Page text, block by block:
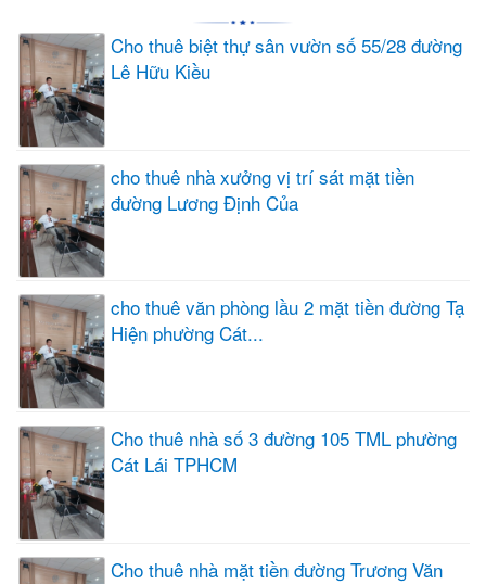
Cho thuê biệt thự sân vườn số 55/28 đường
Lê Hữu Kiều
cho thuê nhà xưởng vị trí sát mặt tiền
đường Lương Định Của
cho thuê văn phòng lầu 2 mặt tiền đường Tạ
Hiện phường Cát...
Cho thuê nhà số 3 đường 105 TML phường
Cát Lái TPHCM
Cho thuê nhà mặt tiền đường Trương Văn